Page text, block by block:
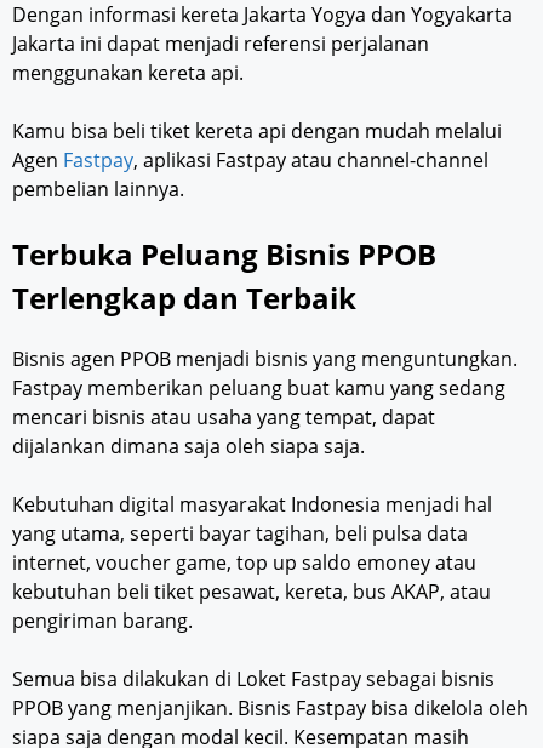
Dengan informasi kereta Jakarta Yogya dan Yogyakarta
Jakarta ini dapat menjadi referensi perjalanan
menggunakan kereta api.
Kamu bisa beli tiket kereta api dengan mudah melalui
Agen Fastpay, aplikasi Fastpay atau channel-channel
pembelian lainnya.
Terbuka Peluang Bisnis PPOB
Terlengkap dan Terbaik
Bisnis agen PPOB menjadi bisnis yang menguntungkan.
Fastpay memberikan peluang buat kamu yang sedang
mencari bisnis atau usaha yang tempat, dapat
dijalankan dimana saja oleh siapa saja.
Kebutuhan digital masyarakat Indonesia menjadi hal
yang utama, seperti bayar tagihan, beli pulsa data
internet, voucher game, top up saldo emoney atau
kebutuhan beli tiket pesawat, kereta, bus AKAP, atau
pengiriman barang.
Semua bisa dilakukan di Loket Fastpay sebagai bisnis
PPOB yang menjanjikan. Bisnis Fastpay bisa dikelola oleh
siapa saja dengan modal kecil. Kesempatan masih